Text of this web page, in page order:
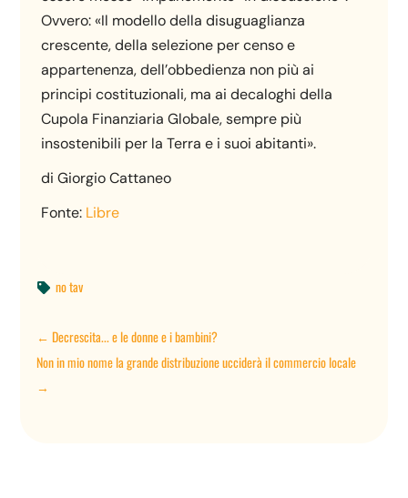
Ovvero: «Il modello della disuguaglianza
crescente, della selezione per censo e
appartenenza, dell’obbedienza non più ai
principi costituzionali, ma ai decaloghi della
Cupola Finanziaria Globale, sempre più
insostenibili per la Terra e i suoi abitanti».
di Giorgio Cattaneo
Fonte: Libre
 no tav
←Decrescita... e le donne e i bambini?
Non in mio nome la grande distribuzione ucciderà il commercio locale
→